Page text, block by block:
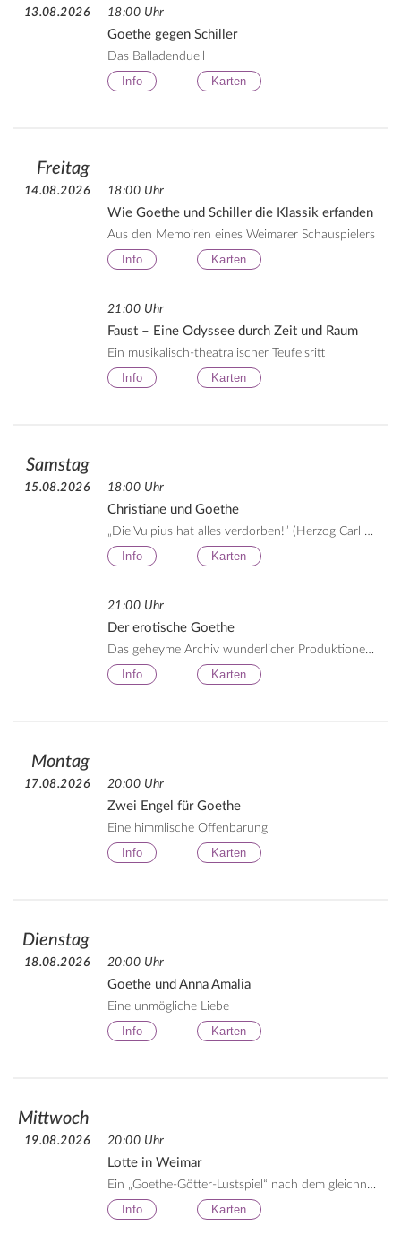
13.08.2026
18:00 Uhr
Goethe gegen Schiller
Das Balladenduell
Info
Karten
Freitag
14.08.2026
18:00 Uhr
Wie Goethe und Schiller die Klassik erfanden
Aus den Memoiren eines Weimarer Schauspielers
Info
Karten
21:00 Uhr
Faust – Eine Odyssee durch Zeit und Raum
Ein musikalisch-theatralischer Teufelsritt
Info
Karten
Samstag
15.08.2026
18:00 Uhr
Christiane und Goethe
Info
Karten
21:00 Uhr
Der erotische Goethe
Info
Karten
Montag
17.08.2026
20:00 Uhr
Zwei Engel für Goethe
Eine himmlische Offenbarung
Info
Karten
Dienstag
18.08.2026
20:00 Uhr
Goethe und Anna Amalia
Eine unmögliche Liebe
Info
Karten
Mittwoch
19.08.2026
20:00 Uhr
Lotte in Weimar
Info
Karten